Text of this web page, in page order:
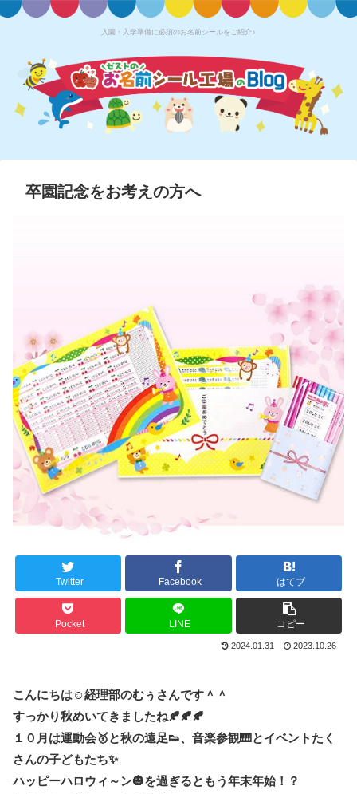
入園・入学準備に必須のお名前シールをご紹介♪
卒園記念をお考えの方へ
Twitter Facebook はてブ
Pocket LINE コピー
2024.01.31 2023.10.26
こんにちは☺経理部のむぅさんです＾＾
すっかり秋めいてきましたね🍂🍂🍂
１０月は運動会🥇と秋の遠足👟、音楽参観🎹とイベントたく
さんの子どもたち✨
ハッピーハロウィ～ン🎃を過ぎるともう年末年始！？